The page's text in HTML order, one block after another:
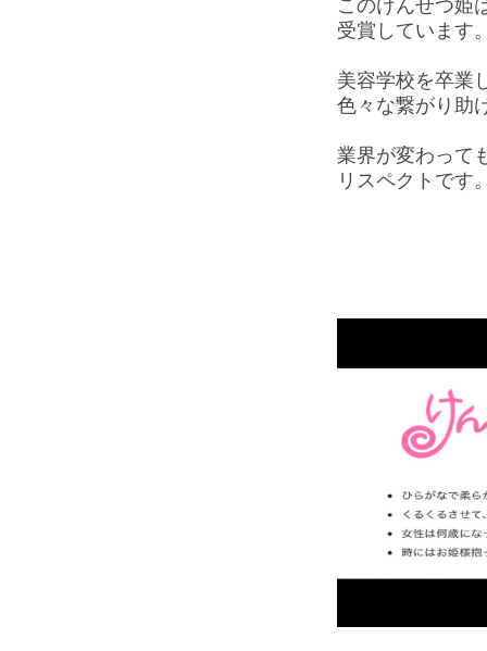
このけんせつ姫
受賞しています
美容学校を卒業
色々な繋がり助
業界が変わって
リスペクトです